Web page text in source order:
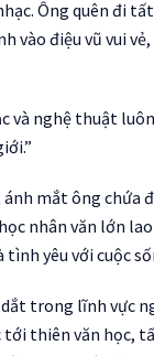
Ông quên đi
vào điệu vũ vui
và nghệ thuật
mắt ông
nhân văn lớn
yêu với cuộc
trong lĩnh vực
thiên văn học,